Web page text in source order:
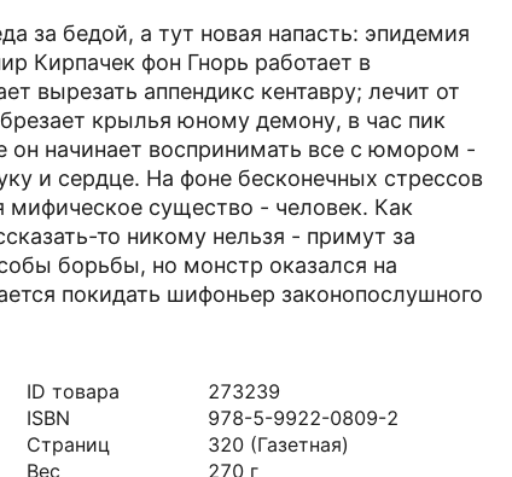
за бедой, а тут новая напасть: эпидемия
Кирпачек фон Гнорь работает в
вырезать аппендикс кентавру; лечит от
крылья юному демону, в час пик
начинает воспринимать все с юмором -
и сердце. На фоне бесконечных стрессов
существо - человек. Как
то никому нельзя - примут за
борьбы, но монстр оказался на
покидать шифоньер законопослушного
ID товара
273239
ISBN
978-5-9922-0809-2
Страниц
320 (Газетная)
Вес
270 г